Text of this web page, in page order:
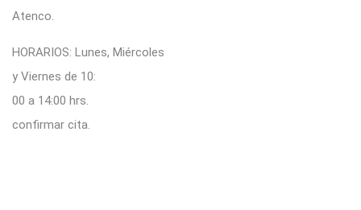
Atenco.
HORARIOS: Lunes, Miércoles
y Viernes de 10:
00 a 14:00 hrs.
confirmar cita.